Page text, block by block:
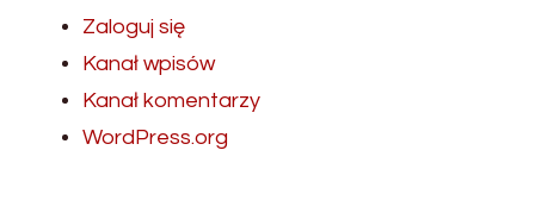
Zaloguj się
Kanał wpisów
Kanał komentarzy
WordPress.org